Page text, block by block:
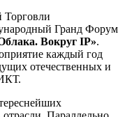
Торговли
Гранд Форум
Вокруг IP».
каждый год
отечественных и